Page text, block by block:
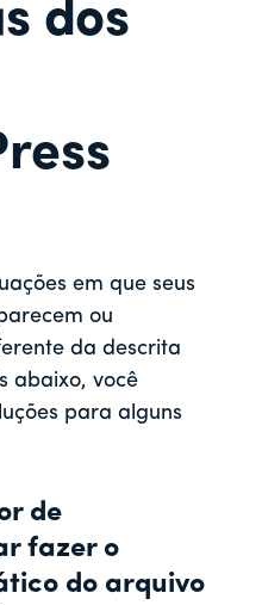
dos
em que seus
ou
da descrita
abaixo, você
para alguns
de
fazer o
do arquivo